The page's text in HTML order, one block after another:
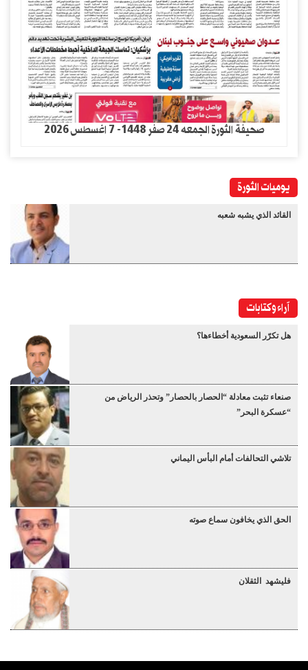
صحيفة الثورة الجمعه 24 صفر 1448- 7 اغسطس 2026
يوميات الثورة
القائد الذي يشبه شعبه
آراء وكتابات
هل تكرّر السعودية أخطاءها؟
صنعاء تثبت معادلة “الحصار بالحصار” وتحذر الرياض من
“عسكرة البحر”
تلاشي التحالفات أمام البأس اليماني
الحق الذي يخافون سماع صوته
فليشهد الثقلان